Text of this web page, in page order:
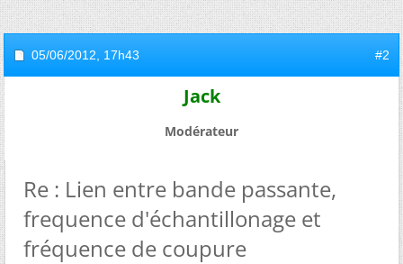
05/06/2012, 17h43 #2
Jack
Modérateur
Re : Lien entre bande passante,
frequence d'échantillonage et
fréquence de coupure